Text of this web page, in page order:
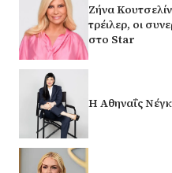
Ζήνα
τρέιλερ, οι
στο Star
Η Αθηναΐς